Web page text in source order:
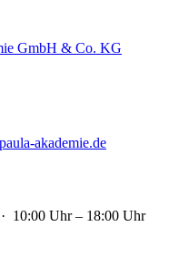
GmbH & Co. KG
akademie.de
· 10:00 Uhr – 18:00 Uhr